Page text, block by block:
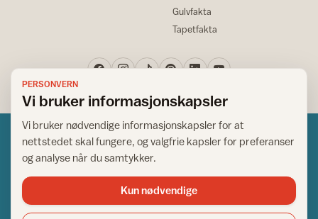
Gulvfakta
Tapetfakta
Norsk råd for hjem og bygg
Copyright © 1995-2026. All Rights Reserved.
PERSONVERN
Vi bruker informasjonskapsler
Vi bruker nødvendige informasjonskapsler for at
nettstedet skal fungere, og valgfrie kapsler for preferanser
og analyse når du samtykker.
Kun nødvendige